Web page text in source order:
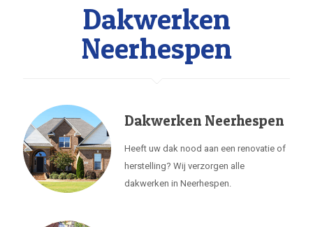
Dakwerken
Neerhespen
Dakwerken Neerhespen
Heeft uw dak nood aan een renovatie of
herstelling? Wij verzorgen alle
dakwerken in Neerhespen.